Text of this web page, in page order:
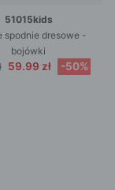
51015kids
spodnie dresowe -
bojówki
59.99 zł -50%